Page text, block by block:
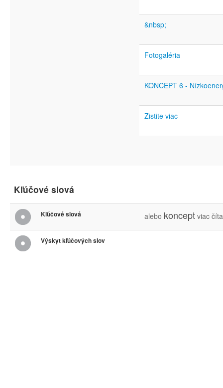
&nbsp;
Fotogaléria
KONCEPT 6 -
Zistite viac
Kľúčové slová
Kľúčové slová alebo koncept viac
Výskyt kľúčových slov